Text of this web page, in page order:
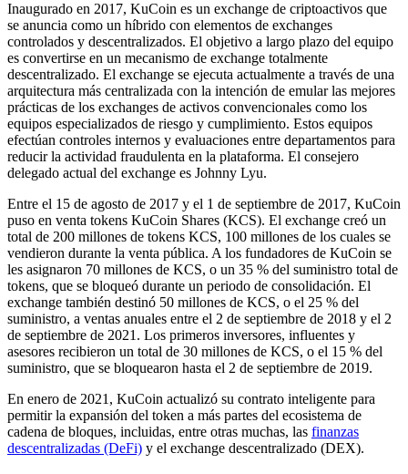
Inaugurado en 2017, KuCoin es un exchange de criptoactivos que
se anuncia como un híbrido con elementos de exchanges
controlados y descentralizados. El objetivo a largo plazo del equipo
es convertirse en un mecanismo de exchange totalmente
descentralizado. El exchange se ejecuta actualmente a través de una
arquitectura más centralizada con la intención de emular las mejores
prácticas de los exchanges de activos convencionales como los
equipos especializados de riesgo y cumplimiento. Estos equipos
efectúan controles internos y evaluaciones entre departamentos para
reducir la actividad fraudulenta en la plataforma. El consejero
delegado actual del exchange es Johnny Lyu.
Entre el 15 de agosto de 2017 y el 1 de septiembre de 2017, KuCoin
puso en venta tokens KuCoin Shares (KCS). El exchange creó un
total de 200 millones de tokens KCS, 100 millones de los cuales se
vendieron durante la venta pública. A los fundadores de KuCoin se
les asignaron 70 millones de KCS, o un 35 % del suministro total de
tokens, que se bloqueó durante un periodo de consolidación. El
exchange también destinó 50 millones de KCS, o el 25 % del
suministro, a ventas anuales entre el 2 de septiembre de 2018 y el 2
de septiembre de 2021. Los primeros inversores, influentes y
asesores recibieron un total de 30 millones de KCS, o el 15 % del
suministro, que se bloquearon hasta el 2 de septiembre de 2019.
En enero de 2021, KuCoin actualizó su contrato inteligente para
permitir la expansión del token a más partes del ecosistema de
cadena de bloques, incluidas, entre otras muchas, las finanzas
descentralizadas (DeFi) y el exchange descentralizado (DEX).